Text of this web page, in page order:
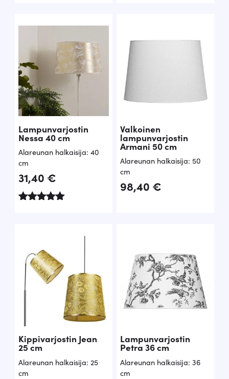
Lampunvarjostin
Nessa 40 cm
Alareunan halkaisija: 40
cm
31,40 €
Valkoinen
lampunvarjostin
Armani 50 cm
Alareunan halkaisija: 50
cm
98,40 €
Kippivarjostin Jean
25 cm
Alareunan halkaisija: 25
cm
Lampunvarjostin
Petra 36 cm
Alareunan halkaisija: 36
cm